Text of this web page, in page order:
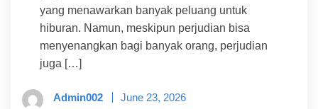
yang menawarkan banyak peluang untuk
hiburan. Namun, meskipun perjudian bisa
menyenangkan bagi banyak orang, perjudian
juga […]
Admin002 June 23, 2026